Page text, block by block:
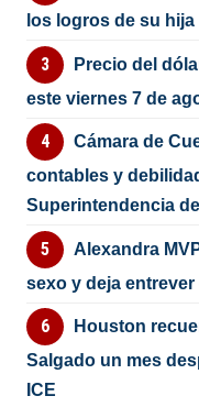
los logros de su hija
Precio del
este viernes 7 de
Cámara de
contables y
Superintendencia
Alexandra
sexo y deja
Houston
Salgado un mes
ICE